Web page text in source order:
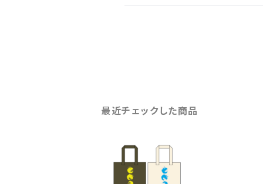
最近チェックした商品